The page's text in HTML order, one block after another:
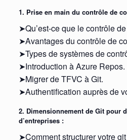
1. Prise en main du contrôle de
➤Qu’est-ce que le contrôle
➤Avantages du contrôle de
➤Types de systèmes de
➤Introduction à Azure Repos.
➤Migrer de TFVC à Git.
➤Authentification auprès de
2. Dimensionnement de Git pour
d’entreprises :
➤Comment structurer votre